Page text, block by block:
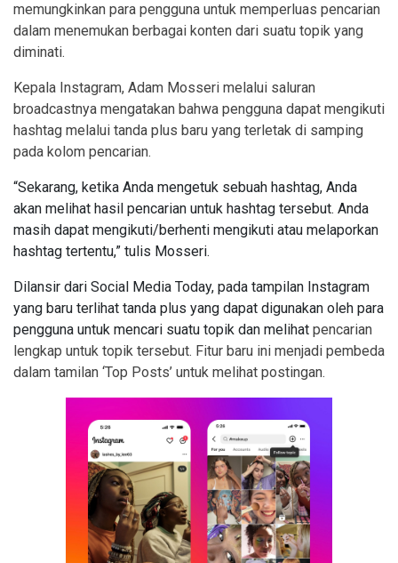
memungkinkan para pengguna untuk memperluas pencarian
dalam menemukan berbagai konten dari suatu topik yang
diminati.
Kepala Instagram, Adam Mosseri melalui saluran
broadcastnya mengatakan bahwa pengguna dapat mengikuti
hashtag melalui tanda plus baru yang terletak di samping
pada kolom pencarian.
“Sekarang, ketika Anda mengetuk sebuah hashtag, Anda
akan melihat hasil pencarian untuk hashtag tersebut. Anda
masih dapat mengikuti/berhenti mengikuti atau melaporkan
hashtag tertentu,” tulis Mosseri.
Dilansir dari Social Media Today, pada tampilan Instagram
yang baru terlihat tanda plus yang dapat digunakan oleh para
pengguna untuk mencari suatu topik dan melihat pencarian
lengkap untuk topik tersebut. Fitur baru ini menjadi pembeda
dalam tamilan ‘Top Posts’ untuk melihat postingan.